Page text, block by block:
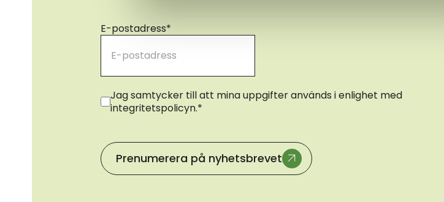
E-postadress*
Samtycke*
Jag samtycker till att mina uppgifter används i enlighet med
integritetspolicyn.*
Prenumerera på nyhetsbrevet